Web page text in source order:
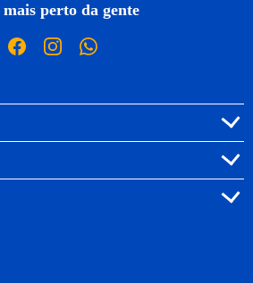
mais perto da gente